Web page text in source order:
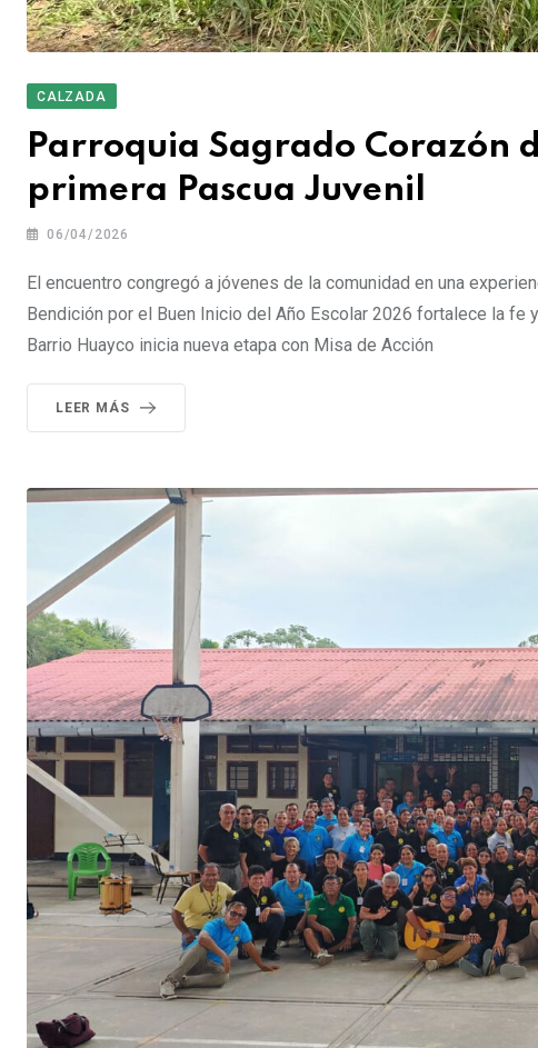
CALZADA
Parroquia Sagrado Corazón
primera Pascua Juvenil
06/04/2026
El encuentro congregó a jóvenes de la comunidad en una
Bendición por el Buen Inicio del Año Escolar 2026 fortalece la fe
Barrio Huayco inicia nueva etapa con Misa de Acción
LEER MÁS